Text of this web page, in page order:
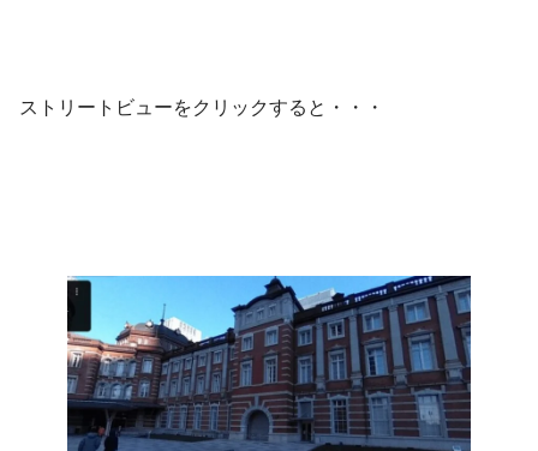
ストリートビューをクリックすると・・・